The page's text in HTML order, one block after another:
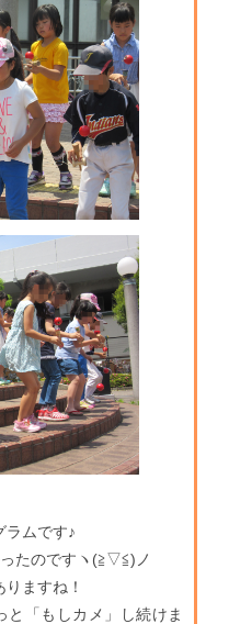
ラムです♪
たのですヽ(≧▽≦)ノ
ますね！
「もしカメ」し続けま